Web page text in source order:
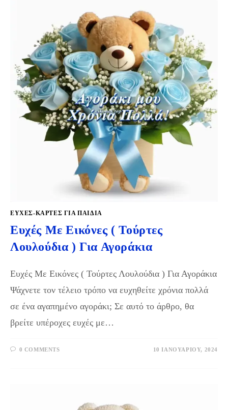
ΕΥΧΈΣ-ΚΆΡΤΕΣ ΓΙΑ ΠΑΙΔΙΆ
Ευχές Με Εικόνες ( Τούρτες
Λουλούδια ) Για Αγοράκια
Ευχές Με Εικόνες ( Τούρτες Λουλούδια ) Για Αγοράκια
Ψάχνετε τον τέλειο τρόπο να ευχηθείτε χρόνια πολλά
σε ένα αγαπημένο αγοράκι; Σε αυτό το άρθρο, θα
βρείτε υπέροχες ευχές με…
0 COMMENTS 10 ΙΑΝΟΥΑΡΊΟΥ, 2024